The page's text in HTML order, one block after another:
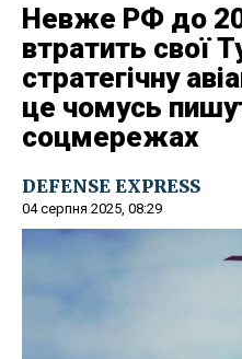
Невже РФ до
втратить свої
стратегічну
це чомусь
соцмережах
DEFENSE EXPRESS
04 серпня 2025, 08:29